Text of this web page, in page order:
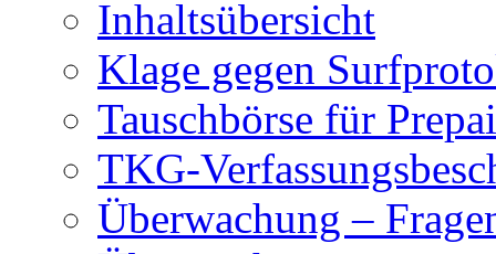
Inhaltsübersicht
Klage gegen
Tauschbörse für
TKG-
Überwachung –